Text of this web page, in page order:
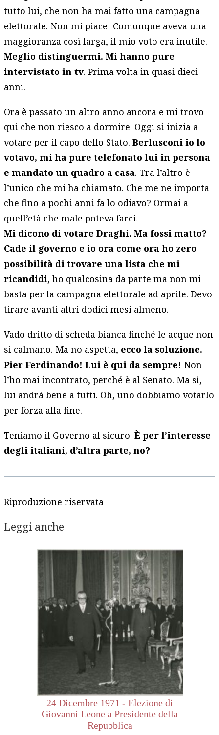
tutto lui, che non ha mai fatto una campagna
elettorale. Non mi piace! Comunque aveva una
maggioranza così larga, il mio voto era inutile.
Meglio distinguermi. Mi hanno pure
intervistato in tv. Prima volta in quasi dieci
anni.
Ora è passato un altro anno ancora e mi trovo
qui che non riesco a dormire. Oggi si inizia a
votare per il capo dello Stato.Berlusconi io lo
votavo, mi ha pure telefonato lui in persona
e mandato un quadro a casa. Tra l’altro è
l’unico che mi ha chiamato. Che me ne importa
che fino a pochi anni fa lo odiavo? Ormai a
quell’età che male poteva farci.
Mi dicono di votare Draghi. Ma fossi matto?
Cade il governo e io ora come ora ho zero
possibilità di trovare una lista che mi
ricandidi, ho qualcosina da parte ma non mi
basta per la campagna elettorale ad aprile. Devo
tirare avanti altri dodici mesi almeno.
Vado dritto di scheda bianca finché le acque non
si calmano. Ma no aspetta, ecco la soluzione.
Pier Ferdinando! Lui è qui da sempre! Non
l’ho mai incontrato, perché è al Senato. Ma sì,
lui andrà bene a tutti. Oh, uno dobbiamo votarlo
per forza alla fine.
Teniamo il Governo al sicuro.È per l’interesse
degli italiani, d’altra parte, no?
Riproduzione riservata
Leggi anche
24 Dicembre 1971 - Elezione di
Giovanni Leone a Presidente della
Repubblica